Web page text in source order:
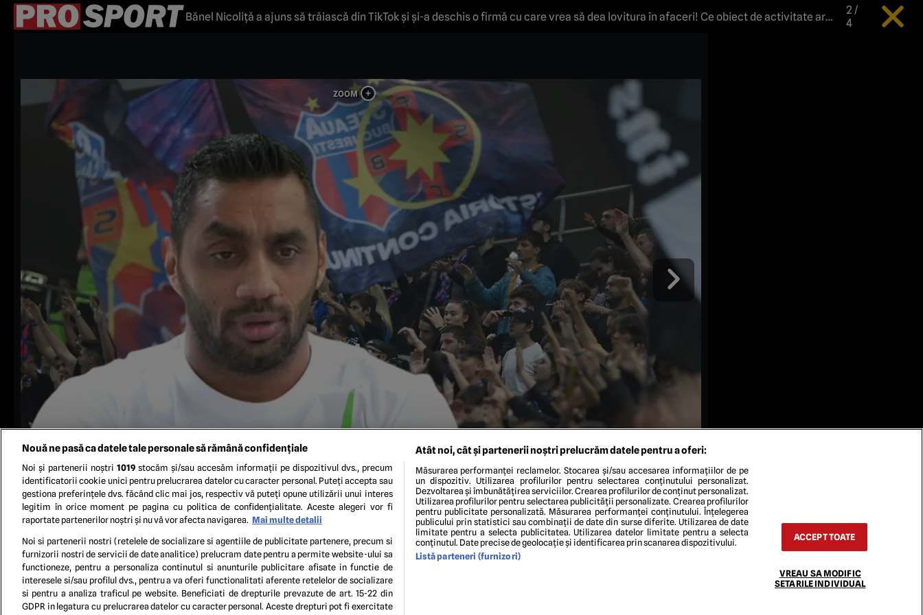
Bănel Nicoliță a ajuns să trăiască din TikTok și și-a deschis o firmă cu care vrea să dea lovitura în afaceri! Ce obiect de activitate are
2 /
4
TERMENI ȘI CONDIȚIIPOLITICA DE CONFIDENTIALITATE
Nouă ne pasă ca datele tale personale să rămână confidențiale
Noi și partenerii noștri 1019stocăm și/sau accesăm informații pe dispozitivul dvs., precum
identificatorii cookie unici pentru prelucrarea datelor cu caracter personal. Puteți accepta sau
gestiona preferințele dvs. făcând clic mai jos, respectiv vă puteți opune utilizării unui interes
legitim în orice moment pe pagina cu politica de confidențialitate. Aceste alegeri vor fi
raportate partenerilor noștri și nu vă vor afecta navigarea. Mai multe detalii
Noi si partenerii nostri (retelele de socializare si agentiile de publicitate partenere, precum si
furnizorii nostri de servicii de date analitice) prelucram date pentru a permite website-ului sa
functioneze, pentru a personaliza continutul si anunturile publicitare afisate in functie de
interesele si/sau profilul dvs., pentru a va oferi functionalitati aferente retelelor de socializare
si pentru a analiza traficul pe website. Beneficiati de drepturile prevazute de art. 15-22 din
GDPR in legatura cu prelucrarea datelor cu caracter personal. Aceste drepturi pot fi exercitate
Atât noi, cât și partenerii noștri prelucrăm datele pentru a oferi:
Măsurarea performanței reclamelor. Stocarea și/sau accesarea informațiilor de pe
un dispozitiv. Utilizarea profilurilor pentru selectarea conținutului personalizat.
Dezvoltarea și îmbunătățirea serviciilor. Crearea profilurilor de conținut personalizat.
Utilizarea profilurilor pentru selectarea publicității personalizate. Crearea profilurilor
pentru publicitate personalizată. Măsurarea performanței conținutului. Înțelegerea
publicului prin statistici sau combinații de date din surse diferite. Utilizarea de date
limitate pentru a selecta publicitatea. Utilizarea datelor limitate pentru a selecta
conținutul. Date precise de geolocație și identificarea prin scanarea dispozitivului.
Listă parteneri (furnizori)
ACCEPT TOATE
VREAU SA MODIFIC
SETARILE INDIVIDUAL